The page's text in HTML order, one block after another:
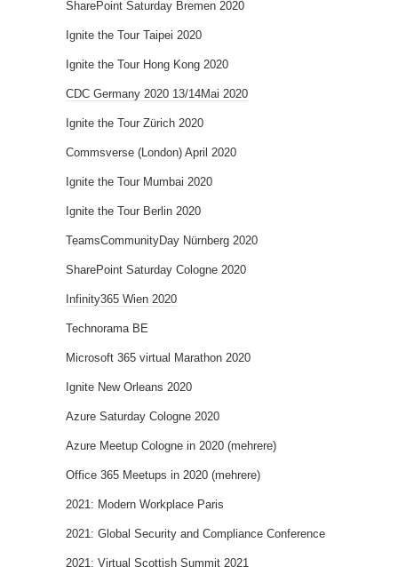
SharePoint Saturday Bremen 2020
Ignite the Tour Taipei 2020
Ignite the Tour Hong Kong 2020
CDC Germany 2020 13/14Mai 2020
Ignite the Tour Zürich 2020
Commsverse (London) April 2020
Ignite the Tour Mumbai 2020
Ignite the Tour Berlin 2020
TeamsCommunityDay Nürnberg 2020
SharePoint Saturday Cologne 2020
Infinity365 Wien 2020
Technorama BE
Microsoft 365 virtual Marathon 2020
Ignite New Orleans 2020
Azure Saturday Cologne 2020
Azure Meetup Cologne in 2020 (mehrere)
Office 365 Meetups in 2020 (mehrere)
2021: Modern Workplace Paris
2021: Global Security and Compliance Conference
2021: Virtual Scottish Summit 2021